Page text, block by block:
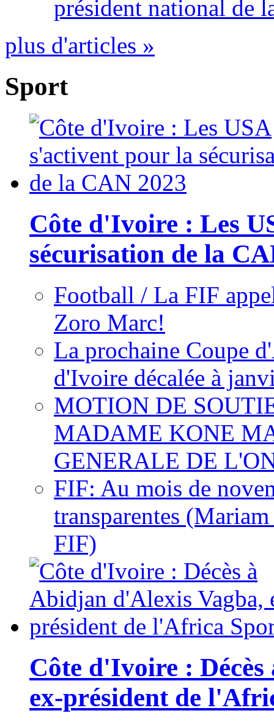
président national de
plus d'articles »
Sport
Côte d'Ivoire : Les
sécurisation de la
Football / La FIF
Zoro Marc!
La prochaine Coupe
d'Ivoire décalée à
MOTION DE
MADAME KONE
GENERALE DE
FIF: Au mois de
transparentes
FIF)
Côte d'Ivoire :
ex-président de